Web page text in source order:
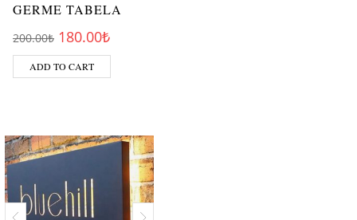
GERME TABELA
200.00₺ Original price was: 200.00₺.
180.00₺Current price is: 180.00₺.
ADD TO CART